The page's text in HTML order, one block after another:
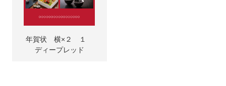
年賀状 横×２ １
ディープレッド